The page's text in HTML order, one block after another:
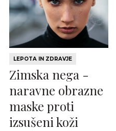
LEPOTA IN ZDRAVJE
Zimska nega -
naravne obrazne
maske proti
izsušeni koži